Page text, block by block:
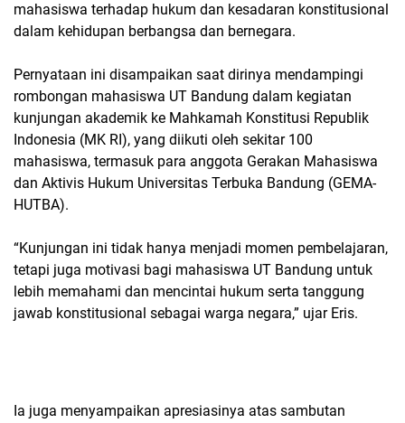
mahasiswa terhadap hukum dan kesadaran konstitusional
dalam kehidupan berbangsa dan bernegara.
Pernyataan ini disampaikan saat dirinya mendampingi
rombongan mahasiswa UT Bandung dalam kegiatan
kunjungan akademik ke Mahkamah Konstitusi Republik
Indonesia (MK RI), yang diikuti oleh sekitar 100
mahasiswa, termasuk para anggota Gerakan Mahasiswa
dan Aktivis Hukum Universitas Terbuka Bandung (GEMA-
HUTBA).
“Kunjungan ini tidak hanya menjadi momen pembelajaran,
tetapi juga motivasi bagi mahasiswa UT Bandung untuk
lebih memahami dan mencintai hukum serta tanggung
jawab konstitusional sebagai warga negara,” ujar Eris.
Ia juga menyampaikan apresiasinya atas sambutan